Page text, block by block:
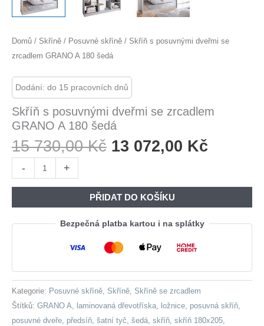
Domů / Skříně / Posuvné skříně / Skříň s posuvnými dveřmi se
zrcadlem GRANO A 180 šedá
Dodání: do 15 pracovních dnů
Skříň s posuvnými dveřmi se zrcadlem
GRANO A 180 šedá
15 730,00Kč Původní
15
730,00 Kč.
13 072,00 Kč
072,00
-
s
dveřmi
se
180
šedá
množství
+
PŘIDAT DO KOŠÍKU
Bezpečná platba kartou i na splátky
Kategorie: Posuvné skříně, Skříně, Skříně se zrcadlem
Štítků: GRANO A, laminovaná dřevotříska, ložnice, posuvná skříň,
posuvné dveře, předsíň, šatní tyč, šedá, skříň, skříň 180x205,